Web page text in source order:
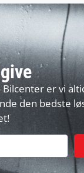
er vi
den bedste